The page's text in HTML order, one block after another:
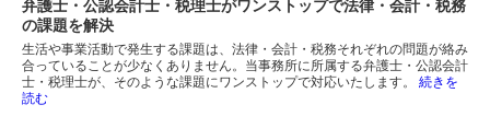
弁護士・公認会計士・税理士がワンストップで法律・会計・税務
の課題を解決
生活や事業活動で発生する課題は、法律・会計・税務それぞれの問題が絡み
合っていることが少なくありません。当事務所に所属する弁護士・公認会計
士・税理士が、そのような課題にワンストップで対応いたします。 続きを
読む